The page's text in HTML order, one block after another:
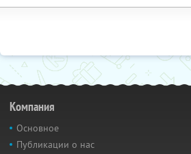
Компания
Основное
Публикации о нас